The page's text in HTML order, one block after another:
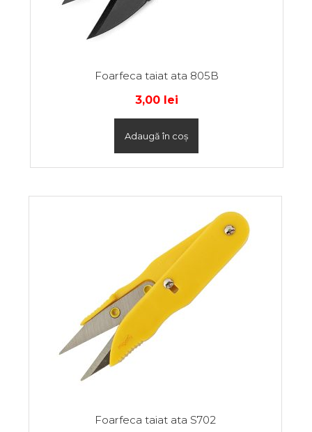
Foarfeca taiat ata 805B
3,00 lei
Adaugă în coș
Foarfeca taiat ata S702